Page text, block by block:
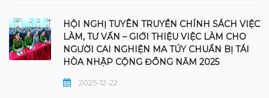
HỘI NGHỊ TUYÊN TRUYỀN CHÍNH SÁCH VIỆC
LÀM, TƯ VẤN – GIỚI THIỆU VIỆC LÀM CHO
NGƯỜI CAI NGHIỆN MA TÚY CHUẨN BỊ TÁI
HÒA NHẬP CỘNG ĐỒNG NĂM 2025
2025-12-22